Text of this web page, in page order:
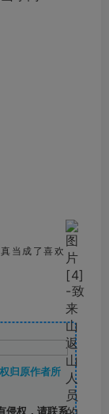
当成了喜欢
归原作者所
侵权，请联系